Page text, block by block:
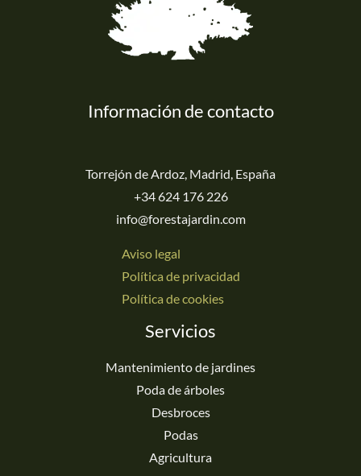
Información de contacto
Torrejón de Ardoz, Madrid, España
+34 624 176 226
info@forestajardin.com
Aviso legal
Política de privacidad
Política de cookies
Servicios
Mantenimiento de jardines
Poda de árboles
Desbroces
Podas
Agricultura